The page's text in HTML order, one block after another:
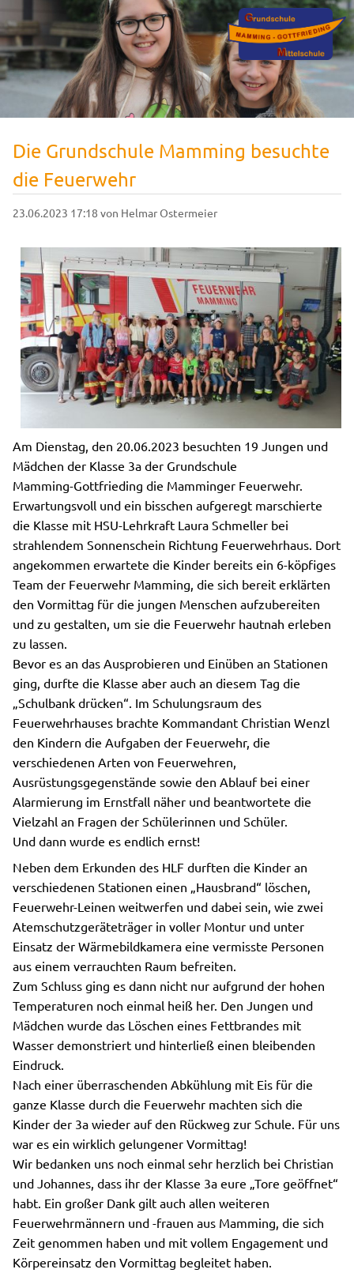
Die Grundschule Mamming besuchte
die Feuerwehr
23.06.2023 17:18 von Helmar Ostermeier
Am Dienstag, den 20.06.2023 besuchten 19 Jungen und
Mädchen der Klasse 3a der Grundschule
Mamming-Gottfrieding die Mamminger Feuerwehr.
Erwartungsvoll und ein bisschen aufgeregt marschierte
die Klasse mit HSU-Lehrkraft Laura Schmeller bei
strahlendem Sonnenschein Richtung Feuerwehrhaus. Dort
angekommen erwartete die Kinder bereits ein 6-köpfiges
Team der Feuerwehr Mamming, die sich bereit erklärten
den Vormittag für die jungen Menschen aufzubereiten
und zu gestalten, um sie die Feuerwehr hautnah erleben
zu lassen.
Bevor es an das Ausprobieren und Einüben an Stationen
ging, durfte die Klasse aber auch an diesem Tag die
„Schulbank drücken“. Im Schulungsraum des
Feuerwehrhauses brachte Kommandant Christian Wenzl
den Kindern die Aufgaben der Feuerwehr, die
verschiedenen Arten von Feuerwehren,
Ausrüstungsgegenstände sowie den Ablauf bei einer
Alarmierung im Ernstfall näher und beantwortete die
Vielzahl an Fragen der Schülerinnen und Schüler.
Und dann wurde es endlich ernst!
Neben dem Erkunden des HLF durften die Kinder an
verschiedenen Stationen einen „Hausbrand“ löschen,
Feuerwehr-Leinen weitwerfen und dabei sein, wie zwei
Atemschutzgeräteträger in voller Montur und unter
Einsatz der Wärmebildkamera eine vermisste Personen
aus einem verrauchten Raum befreiten.
Zum Schluss ging es dann nicht nur aufgrund der hohen
Temperaturen noch einmal heiß her. Den Jungen und
Mädchen wurde das Löschen eines Fettbrandes mit
Wasser demonstriert und hinterließ einen bleibenden
Eindruck.
Nach einer überraschenden Abkühlung mit Eis für die
ganze Klasse durch die Feuerwehr machten sich die
Kinder der 3a wieder auf den Rückweg zur Schule. Für uns
war es ein wirklich gelungener Vormittag!
Wir bedanken uns noch einmal sehr herzlich bei Christian
und Johannes, dass ihr der Klasse 3a eure „Tore geöffnet“
habt. Ein großer Dank gilt auch allen weiteren
Feuerwehrmännern und -frauen aus Mamming, die sich
Zeit genommen haben und mit vollem Engagement und
Körpereinsatz den Vormittag begleitet haben.